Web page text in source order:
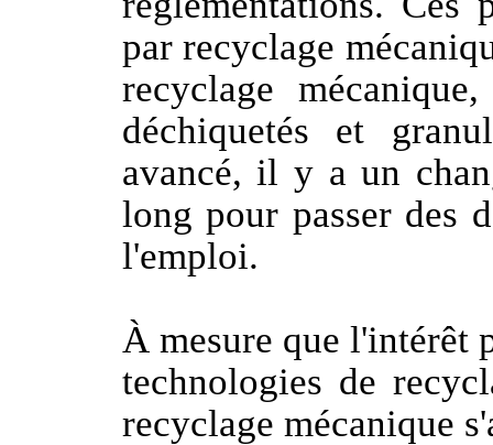
par recyclage
recyclage
déchiquetés et
avancé, il y a un
long pour passer des
l'emploi.
À mesure que l'intérêt
technologies de
recyclage mécanique